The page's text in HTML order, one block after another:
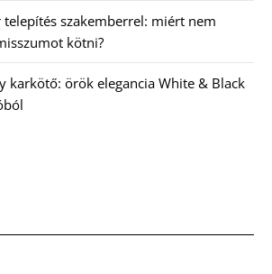
telepítés szakemberrel: miért nem
kötni?
karkötő: örök elegancia White & Black